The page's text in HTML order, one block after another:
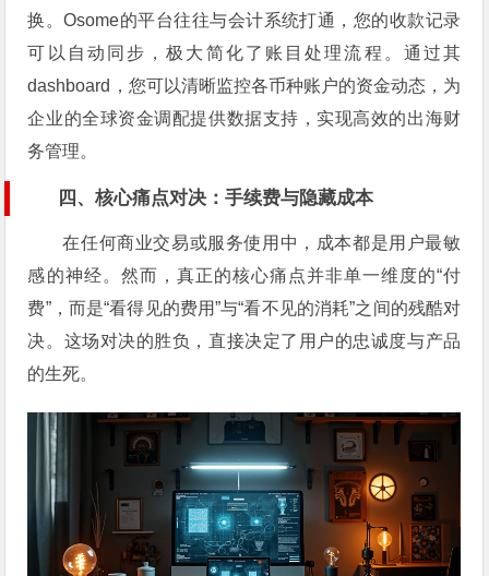
换。Osome的平台往往与会计系统打通，您的收款记录
可以自动同步，极大简化了账目处理流程。通过其
dashboard，您可以清晰监控各币种账户的资金动态，为
企业的全球资金调配提供数据支持，实现高效的出海财
务管理。
四、核心痛点对决：手续费与隐藏成本
在任何商业交易或服务使用中，成本都是用户最敏
感的神经。然而，真正的核心痛点并非单一维度的“付
费”，而是“看得见的费用”与“看不见的消耗”之间的残酷对
决。这场对决的胜负，直接决定了用户的忠诚度与产品
的生死。